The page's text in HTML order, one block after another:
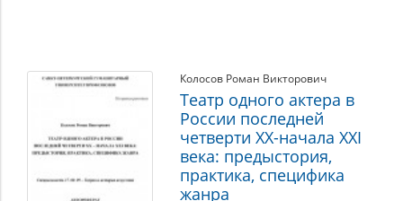
Колосов Роман Викторович
Театр одного актера в
России последней
четверти XX-начала XXI
века: предыстория,
практика, специфика
жанра